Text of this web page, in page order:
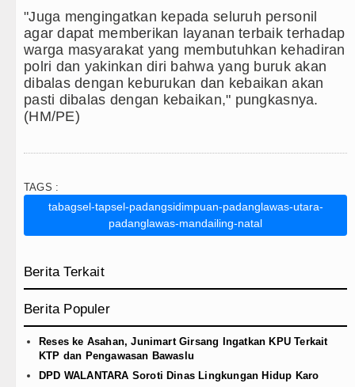
"Juga mengingatkan kepada seluruh personil
agar dapat memberikan layanan terbaik terhadap
warga masyarakat yang membutuhkan kehadiran
polri dan yakinkan diri bahwa yang buruk akan
dibalas dengan keburukan dan kebaikan akan
pasti dibalas dengan kebaikan," pungkasnya.
(HM/PE)
TAGS :
tabagsel-tapsel-padangsidimpuan-padanglawas-utara-
padanglawas-mandailing-natal
Berita Terkait
Berita Populer
Reses ke Asahan, Junimart Girsang Ingatkan KPU Terkait
KTP dan Pengawasan Bawaslu
DPD WALANTARA Soroti Dinas Lingkungan Hidup Karo